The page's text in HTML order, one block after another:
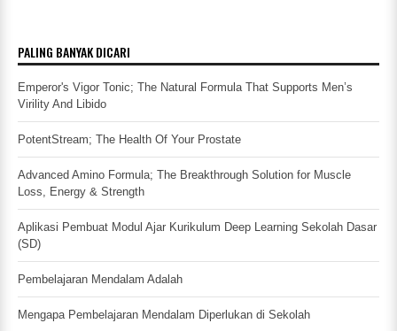
PALING BANYAK DICARI
Emperor's Vigor Tonic; The Natural Formula That Supports Men’s
Virility And Libido
PotentStream; The Health Of Your Prostate
Advanced Amino Formula; The Breakthrough Solution for Muscle
Loss, Energy & Strength
Aplikasi Pembuat Modul Ajar Kurikulum Deep Learning Sekolah Dasar
(SD)
Pembelajaran Mendalam Adalah
Mengapa Pembelajaran Mendalam Diperlukan di Sekolah